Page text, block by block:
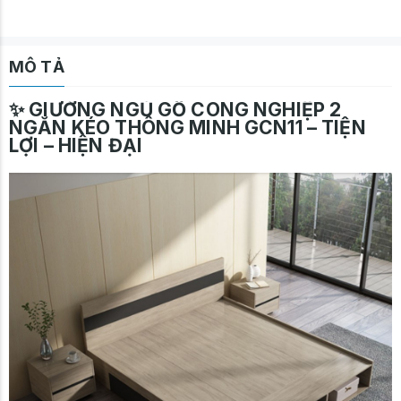
MÔ TẢ
✨ GIƯỜNG NGỦ GỖ CÔNG NGHIỆP 2
NGĂN KÉO THÔNG MINH GCN11 – TIỆN
LỢI – HIỆN ĐẠI